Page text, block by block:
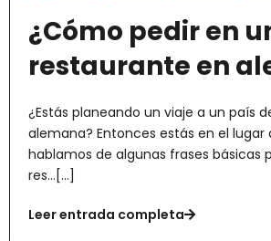
¿Cómo pedir en
restaurante en
¿Estás planeando un viaje a un país
alemana? Entonces estás en el lugar
hablamos de algunas frases básicas
res...[...]
Leer entrada completa